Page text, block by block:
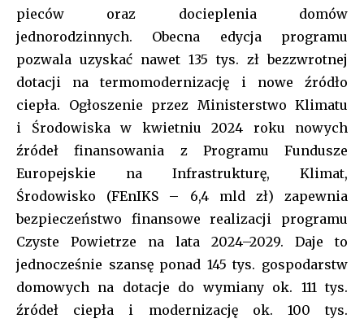
pieców oraz docieplenia domów
jednorodzinnych. Obecna edycja programu
pozwala uzyskać nawet 135 tys. zł bezzwrotnej
dotacji na termomodernizację i nowe źródło
ciepła. Ogłoszenie przez Ministerstwo Klimatu
i Środowiska w kwietniu 2024 roku nowych
źródeł finansowania z Programu Fundusze
Europejskie na Infrastrukturę, Klimat,
Środowisko (FEnIKS – 6,4 mld zł) zapewnia
bezpieczeństwo finansowe realizacji programu
Czyste Powietrze na lata 2024–2029. Daje to
jednocześnie szansę ponad 145 tys. gospodarstw
domowych na dotacje do wymiany ok. 111 tys.
źródeł ciepła i modernizację ok. 100 tys.